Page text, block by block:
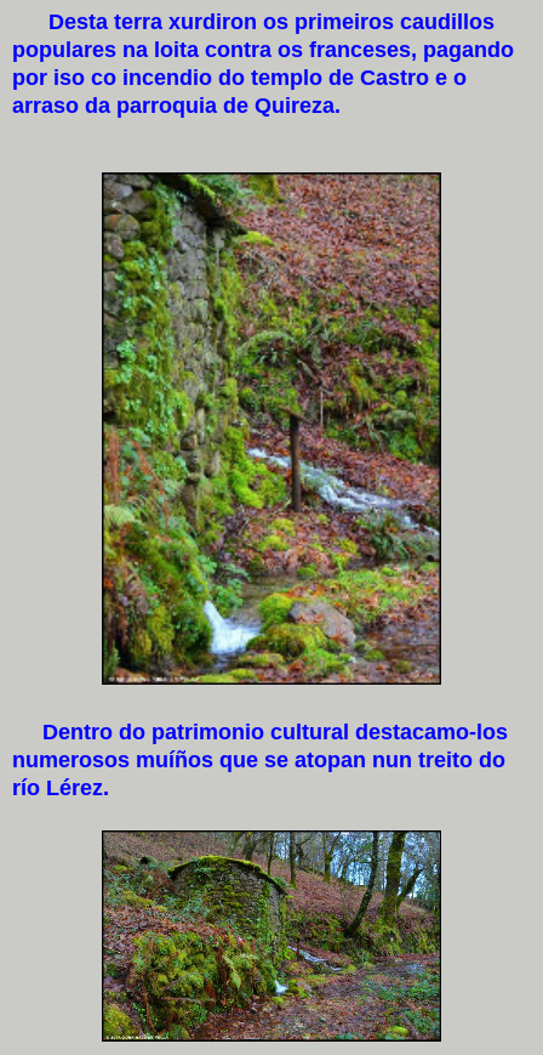
Desta terra xurdiron os primeiros caudillos
populares na loita contra os franceses, pagando
por iso co incendio do templo de Castro e o
arraso da parroquia de Quireza.
Dentro do patrimonio cultural destacamo-los
numerosos muíños que se atopan nun treito do
río Lérez.